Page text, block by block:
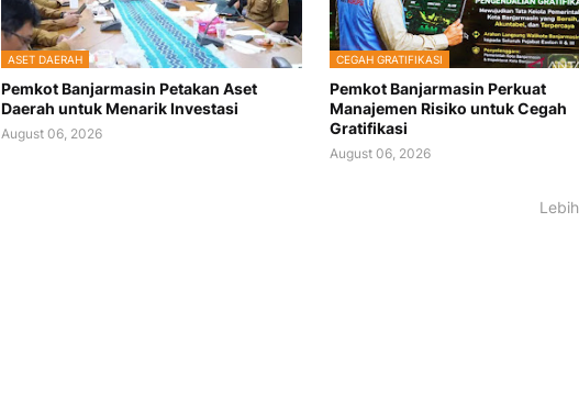
ASET DAERAH
Pemkot Banjarmasin Petakan Aset
Daerah untuk Menarik Investasi
August 06, 2026
CEGAH GRATIFIKASI
Pemkot Banjarmasin Perkuat
Manajemen Risiko untuk Cegah
Gratifikasi
August 06, 2026